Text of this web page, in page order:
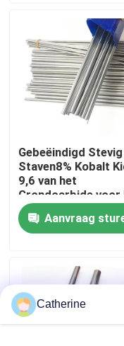
Ongeveer ons
Fabrieksreis
Kwaliteitscontrole
Contacteer ons
Nieuws
de staaf van het
Gebeëindigd
Staven8% Kobalt
9,6 van het
Grondcarbide voor
Maken van PCB-
Aanvraag
Catherine